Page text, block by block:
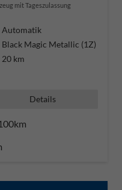
mit Tageszulassung
Automatik
Black Magic Metallic (1Z)
20 km
Details